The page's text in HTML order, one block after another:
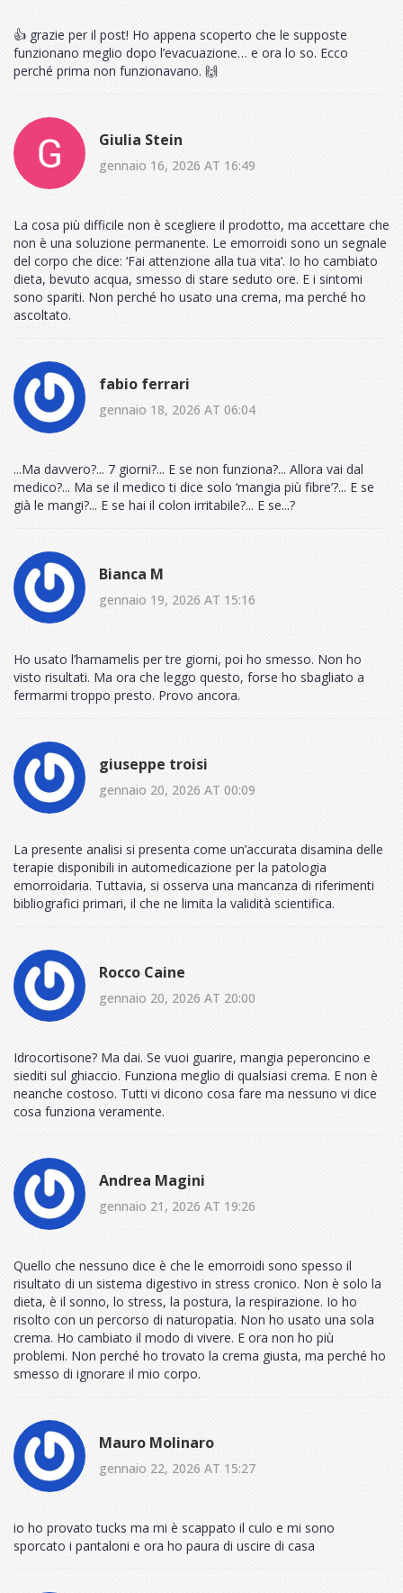
👍 grazie per il post! Ho appena scoperto che le supposte
funzionano meglio dopo l’evacuazione… e ora lo so. Ecco
perché prima non funzionavano. 🙌
Giulia Stein
gennaio 16, 2026 AT 16:49
La cosa più difficile non è scegliere il prodotto, ma accettare che
non è una soluzione permanente. Le emorroidi sono un segnale
del corpo che dice: ‘Fai attenzione alla tua vita’. Io ho cambiato
dieta, bevuto acqua, smesso di stare seduto ore. E i sintomi
sono spariti. Non perché ho usato una crema, ma perché ho
ascoltato.
fabio ferrari
gennaio 18, 2026 AT 06:04
...Ma davvero?... 7 giorni?... E se non funziona?... Allora vai dal
medico?... Ma se il medico ti dice solo ‘mangia più fibre’?... E se
già le mangi?... E se hai il colon irritabile?... E se...?
Bianca M
gennaio 19, 2026 AT 15:16
Ho usato l’hamamelis per tre giorni, poi ho smesso. Non ho
visto risultati. Ma ora che leggo questo, forse ho sbagliato a
fermarmi troppo presto. Provo ancora.
giuseppe troisi
gennaio 20, 2026 AT 00:09
La presente analisi si presenta come un’accurata disamina delle
terapie disponibili in automedicazione per la patologia
emorroidaria. Tuttavia, si osserva una mancanza di riferimenti
bibliografici primari, il che ne limita la validità scientifica.
Rocco Caine
gennaio 20, 2026 AT 20:00
Idrocortisone? Ma dai. Se vuoi guarire, mangia peperoncino e
siediti sul ghiaccio. Funziona meglio di qualsiasi crema. E non è
neanche costoso. Tutti vi dicono cosa fare ma nessuno vi dice
cosa funziona veramente.
Andrea Magini
gennaio 21, 2026 AT 19:26
Quello che nessuno dice è che le emorroidi sono spesso il
risultato di un sistema digestivo in stress cronico. Non è solo la
dieta, è il sonno, lo stress, la postura, la respirazione. Io ho
risolto con un percorso di naturopatia. Non ho usato una sola
crema. Ho cambiato il modo di vivere. E ora non ho più
problemi. Non perché ho trovato la crema giusta, ma perché ho
smesso di ignorare il mio corpo.
Mauro Molinaro
gennaio 22, 2026 AT 15:27
io ho provato tucks ma mi è scappato il culo e mi sono
sporcato i pantaloni e ora ho paura di uscire di casa